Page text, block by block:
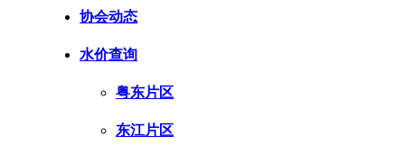
协会动态
水价查询
粤东片区
东江片区